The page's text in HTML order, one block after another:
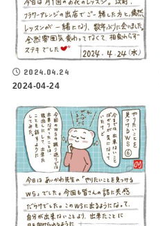
2024.04.24
2024-04-24